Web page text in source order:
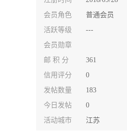
会员角色
普通会员
活跃等级
---
会员勋章
邮 积 分
361
信用评分
0
发帖数量
183
今日发帖
0
活动城市
江苏